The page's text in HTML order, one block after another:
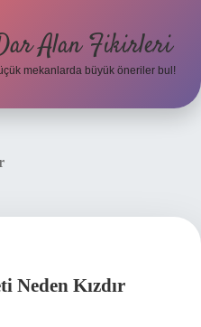
Alan Fikirleri
mekanlarda büyük öneriler bul!
Neden Kızdır